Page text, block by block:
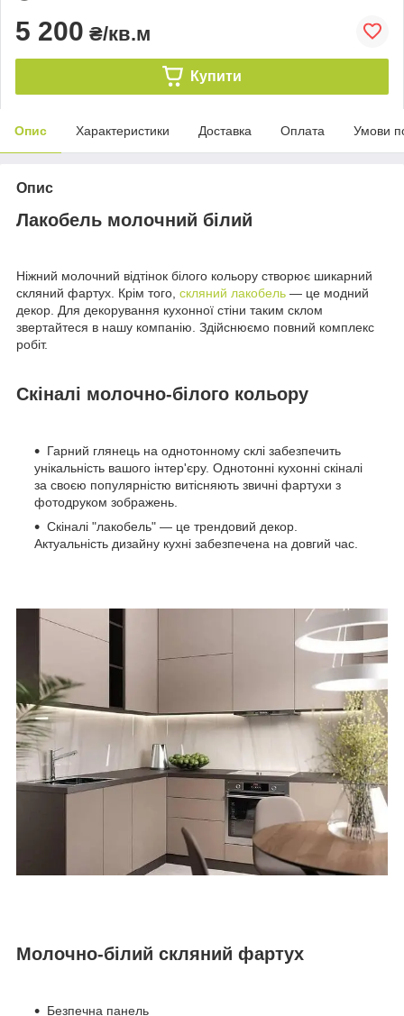
5 200 ₴/кв.м
Купити
Опис Характеристики Доставка Оплата Умови
Опис
Лакобель молочний білий
Ніжний молочний відтінок білого кольору створює шикарний
скляний фартух. Крім того, скляний лакобель — це модний
декор. Для декорування кухонної стіни таким склом
звертайтеся в нашу компанію. Здійснюємо повний комплекс
робіт.
Скіналі молочно-білого кольору
Гарний глянець на однотонному склі забезпечить
унікальність вашого інтер'єру. Однотонні кухонні скіналі
за своєю популярністю витісняють звичні фартухи з
фотодруком зображень.
Скіналі "лакобель" — це трендовий декор.
Актуальність дизайну кухні забезпечена на довгий час.
Молочно-білий скляний фартух
Безпечна панель